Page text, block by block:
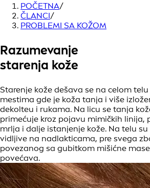
POČETNA/
ČLANCI/
PROBLEMI SA KOŽOM
Razumevanje
starenja kože
Starenje kože dešava se na celom
mestima gde je koža tanja i više
dekolteu i rukama. Na licu se tanja
primećuje kroz pojavu mimičkih linija,
mrlja i dalje istanjenje kože. Na telu
vidljive na nadlakticama, pre svega
povezanog sa gubitkom mišićne
povećava.